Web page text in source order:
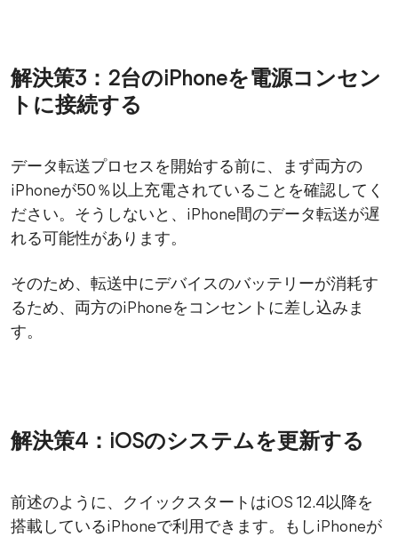
解決策3：2台のiPhoneを電源コンセン
トに接続する
データ転送プロセスを開始する前に、まず両方の
iPhoneが50％以上充電されていることを確認してく
ださい。そうしないと、iPhone間のデータ転送が遅
れる可能性があります。
そのため、転送中にデバイスのバッテリーが消耗す
るため、両方のiPhoneをコンセントに差し込みま
す。
解決策4：iOSのシステムを更新する
前述のように、クイックスタートはiOS 12.4以降を
搭載しているiPhoneで利用できます。もしiPhoneが